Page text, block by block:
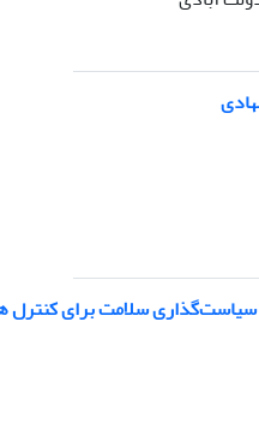
برای کنترل همه گیری کووید-19